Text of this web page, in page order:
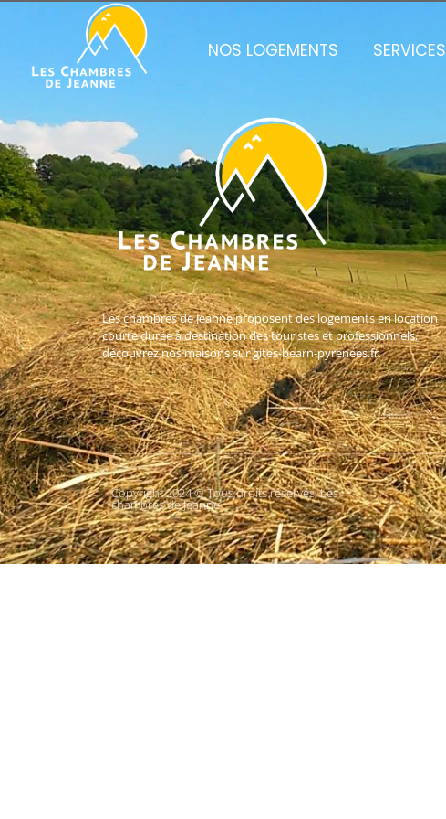
NOS LOGEMENTS SERVICES
Les chambres de Jeanne proposent des logements en location
courte durée à destination des touristes et professionnels,
découvrez nos maisons sur gites-bearn-pyrenees.fr.
Copyright 2024 © Tous droits réservés. Les
chambres de Jeanne